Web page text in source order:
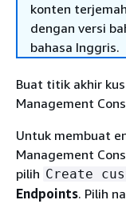
konten
dengan versi
bahasa Inggris.
Buat titik akhir
Management
Untuk membuat
Management
pilih Create
Endpoints. Pilih